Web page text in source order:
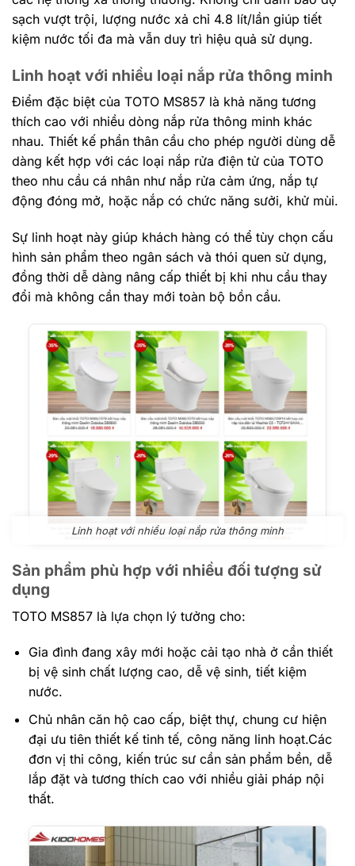
sạch vượt trội, lượng nước xả chỉ 4.8 lít/lần giúp tiết
kiệm nước tối đa mà vẫn duy trì hiệu quả sử dụng.
Linh hoạt với nhiều loại nắp rửa thông minh
Điểm đặc biệt của TOTO MS857 là khả năng tương
thích cao với nhiều dòng nắp rửa thông minh khác
nhau. Thiết kế phần thân cầu cho phép người dùng dễ
dàng kết hợp với các loại nắp rửa điện tử của TOTO
theo nhu cầu cá nhân như nắp rửa cảm ứng, nắp tự
động đóng mở, hoặc nắp có chức năng sưởi, khử mùi.
Sự linh hoạt này giúp khách hàng có thể tùy chọn cấu
hình sản phẩm theo ngân sách và thói quen sử dụng,
đồng thời dễ dàng nâng cấp thiết bị khi nhu cầu thay
đổi mà không cần thay mới toàn bộ bồn cầu.
Linh hoạt với nhiều loại nắp rửa thông minh
Sản phẩm phù hợp với nhiều đối tượng sử
dụng
TOTO MS857 là lựa chọn lý tưởng cho:
Gia đình đang xây mới hoặc cải tạo nhà ở cần thiết
bị vệ sinh chất lượng cao, dễ vệ sinh, tiết kiệm
nước.
Chủ nhân căn hộ cao cấp, biệt thự, chung cư hiện
đại ưu tiên thiết kế tinh tế, công năng linh hoạt.Các
đơn vị thi công, kiến trúc sư cần sản phẩm bền, dễ
lắp đặt và tương thích cao với nhiều giải pháp nội
thất.